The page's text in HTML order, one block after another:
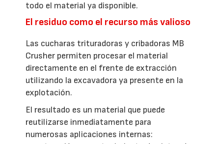
todo el material ya disponible.
El residuo como el recurso más valioso
Las cucharas trituradoras y cribadoras MB
Crusher permiten procesar el material
directamente en el frente de extracción
utilizando la excavadora ya presente en la
explotación.
El resultado es un material que puede
reutilizarse inmediatamente para
numerosas aplicaciones internas: